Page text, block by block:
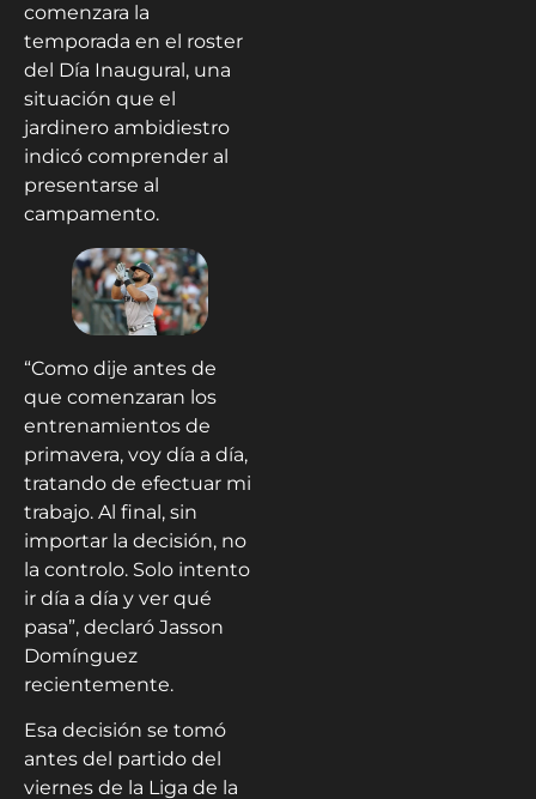
comenzara la
temporada en el roster
del Día Inaugural, una
situación que el
jardinero ambidiestro
indicó comprender al
presentarse al
campamento.
“Como dije antes de
que comenzaran los
entrenamientos de
primavera, voy día a día,
tratando de efectuar mi
trabajo. Al final, sin
importar la decisión, no
la controlo. Solo intento
ir día a día y ver qué
pasa”, declaró Jasson
Domínguez
recientemente.
Esa decisión se tomó
antes del partido del
viernes de la Liga de la